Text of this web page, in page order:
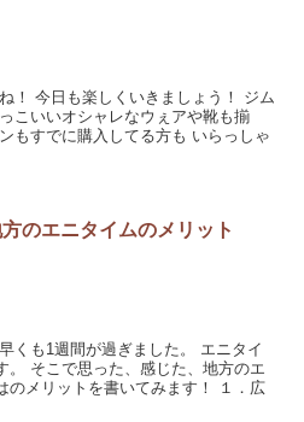
！ 今日も楽しくいきましょう！ ジム
こいいオシャレなウぇアや靴も揃
もすでに購入してる方も いらっしゃ
のエニタイムのメリット
くも1週間が過ぎました。 エニタイ
。 そこで思った、感じた、地方のエ
のメリットを書いてみます！ １．広